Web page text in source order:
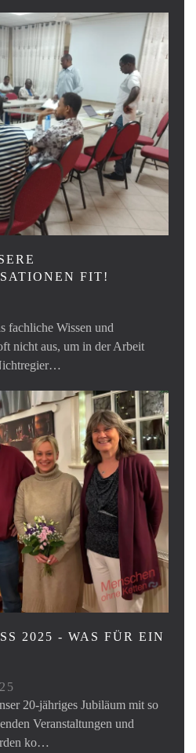
FIT!
fachliche Wissen und
nicht aus, um in der Arbeit
2025 - WAS FÜR EIN
20-jähriges Jubiläum mit so
Veranstaltungen und
ko…